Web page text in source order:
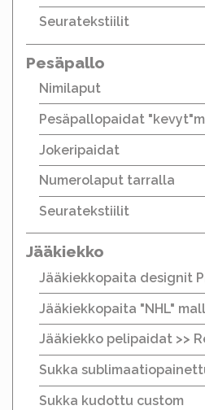
Seuratekstiilit
Pesäpallo
Nimilaput
Pesäpallopaidat
Jokeripaidat
Numerolaput tarralla
Seuratekstiilit
Jääkiekko
Jääkiekkopaita designit
Jääkiekkopaita "NHL"
Jääkiekko pelipaidat >>
Sukka
Sukka kudottu custom